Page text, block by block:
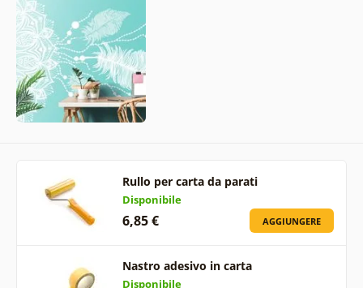
Rullo per carta da parati
Disponibile
6,85 € AGGIUNGERE
Nastro adesivo in carta
Disponibile